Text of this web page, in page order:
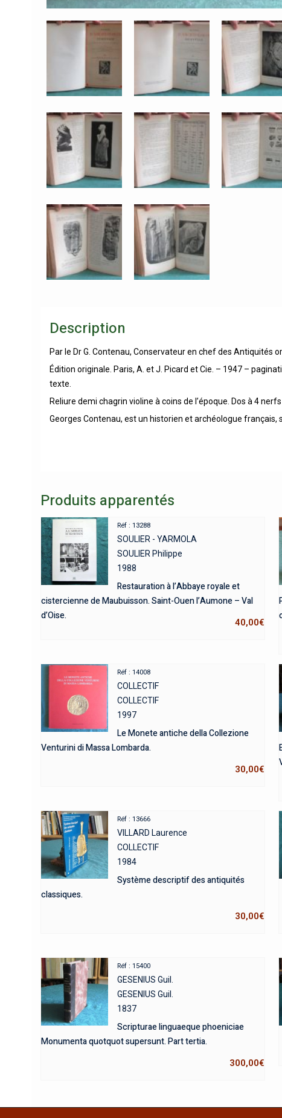
Description
Par le Dr G. Contenau, Conservateur en chef des Antiquités
Édition originale. Paris, A. et J. Picard et Cie. – 1947 –
texte.
Reliure demi chagrin violine à coins de l’époque. Dos à 4
Georges Contenau, est un historien et archéologue français,
Produits apparentés
Réf : 13288
SOULIER - YARMOLA
SOULIER Philippe
1988
Restauration à l’Abbaye royale et
cistercienne de Maubuisson. Saint-Ouen l’Aumone – Val
d’Oise.
40,00€
Réf : 14008
COLLECTIF
COLLECTIF
1997
Le Monete antiche della Collezione
Venturini di Massa Lombarda.
30,00€
Réf : 13666
VILLARD Laurence
COLLECTIF
1984
Système descriptif des antiquités
classiques.
30,00€
Réf : 15400
GESENIUS Guil.
GESENIUS Guil.
1837
Scripturae linguaeque phoeniciae
Monumenta quotquot supersunt. Part tertia.
300,00€